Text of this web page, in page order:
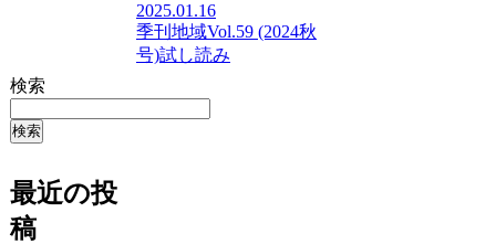
2025.01.16
季刊地域Vol.59 (2024秋
号)試し読み
検索
検索
最近の投
稿